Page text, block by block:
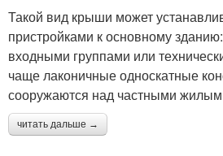
Такой вид крыши может
пристройками к основному
входными группами или
чаще лаконичные односкатные
сооружаются над частными
читать дальше →